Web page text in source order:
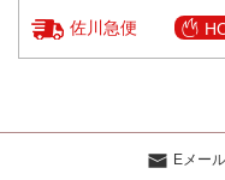
佐川急便
Eメール